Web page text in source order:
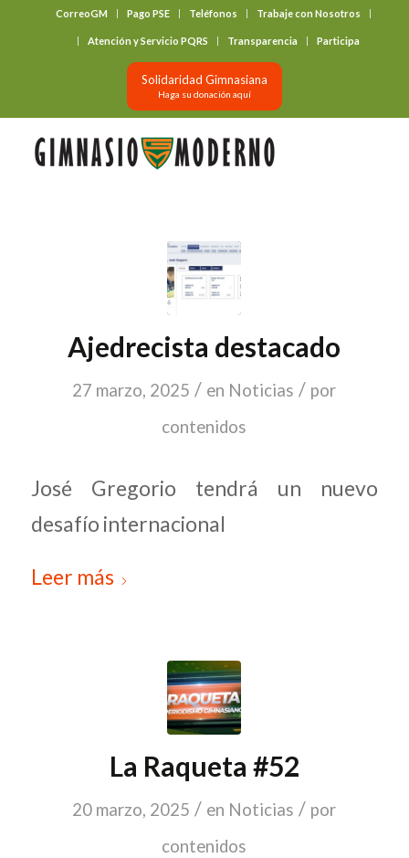
CorreoGM Pago PSE Teléfonos Trabaje con Nosotros
Atención y Servicio PQRS Transparencia Participa
Solidaridad Gimnasiana
Haga su donación aquí
Ajedrecista destacado
27 marzo, 2025 / en Noticias / por
contenidos
José Gregorio tendrá un nuevo
desafío internacional
Leer más
La Raqueta #52
20 marzo, 2025 / en Noticias / por
contenidos